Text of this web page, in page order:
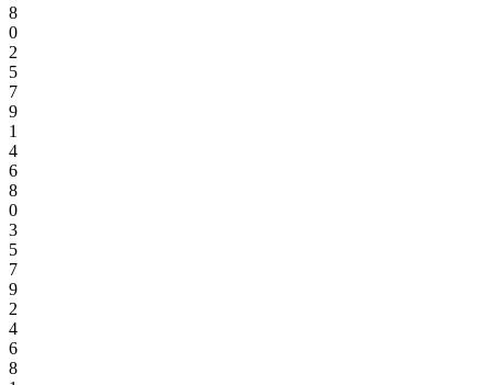
8
0
2
5
7
9
1
4
6
8
0
3
5
7
9
2
4
6
8